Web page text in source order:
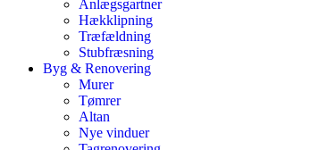
Anlægsgartner
Hækklipning
Træfældning
Stubfræsning
Byg & Renovering
Murer
Tømrer
Altan
Nye vinduer